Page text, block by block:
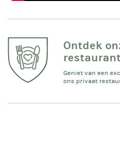
Ontdek
Geniet van een
ons privaat